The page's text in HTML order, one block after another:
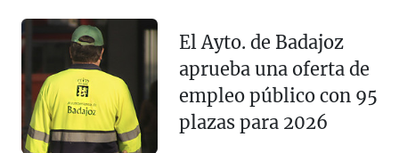
El Ayto. de Badajoz
aprueba una oferta de
empleo público con 95
plazas para 2026